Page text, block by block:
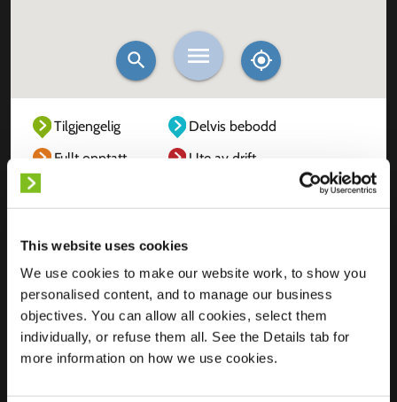
This website uses cookies
We use cookies to make our website work, to show you
personalised content, and to manage our business
objectives. You can allow all cookies, select them
individually, or refuse them all. See the Details tab for
more information on how we use cookies.
Tilgjengelig
Delvis bebodd
Fullt opptatt
Ute av drift
Sted
Bouweslân 51
9084 EH Goutum
Nederland
2 of 2 available